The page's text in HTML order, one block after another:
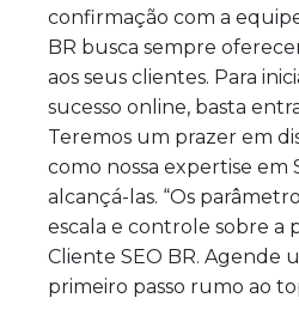
confirmação com a
BR busca sempre
aos seus clientes. Para
sucesso online, basta
Teremos um prazer em
como nossa expertise em
alcançá-las. “Os
escala e controle sobre a
Cliente SEO BR. Agende
primeiro passo rumo ao